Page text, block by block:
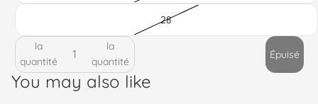
28
Diminuer
la
quantité
Augmenter
la
quantité
Épuisé
You may also like
Politique de confidentialité
Politique de remboursement